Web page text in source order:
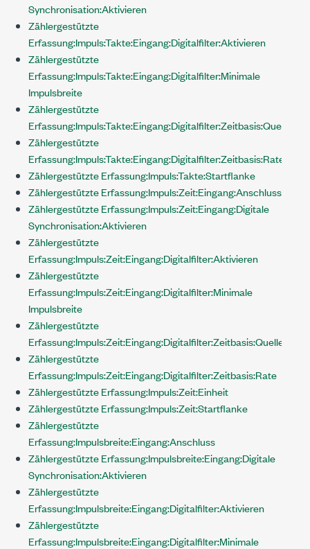
Synchronisation:Aktivieren
Zählergestützte
Erfassung:Impuls:Takte:Eingang:Digitalfilter:Aktivieren
Zählergestützte
Erfassung:Impuls:Takte:Eingang:Digitalfilter:Minimale
Impulsbreite
Zählergestützte
Erfassung:Impuls:Takte:Eingang:Digitalfilter:Zeitbasis:Quelle
Zählergestützte
Erfassung:Impuls:Takte:Eingang:Digitalfilter:Zeitbasis:Rate
Zählergestützte Erfassung:Impuls:Takte:Startflanke
Zählergestützte Erfassung:Impuls:Zeit:Eingang:Anschluss
Zählergestützte Erfassung:Impuls:Zeit:Eingang:Digitale
Synchronisation:Aktivieren
Zählergestützte
Erfassung:Impuls:Zeit:Eingang:Digitalfilter:Aktivieren
Zählergestützte
Erfassung:Impuls:Zeit:Eingang:Digitalfilter:Minimale
Impulsbreite
Zählergestützte
Erfassung:Impuls:Zeit:Eingang:Digitalfilter:Zeitbasis:Quelle
Zählergestützte
Erfassung:Impuls:Zeit:Eingang:Digitalfilter:Zeitbasis:Rate
Zählergestützte Erfassung:Impuls:Zeit:Einheit
Zählergestützte Erfassung:Impuls:Zeit:Startflanke
Zählergestützte
Erfassung:Impulsbreite:Eingang:Anschluss
Zählergestützte Erfassung:Impulsbreite:Eingang:Digitale
Synchronisation:Aktivieren
Zählergestützte
Erfassung:Impulsbreite:Eingang:Digitalfilter:Aktivieren
Zählergestützte
Erfassung:Impulsbreite:Eingang:Digitalfilter:Minimale